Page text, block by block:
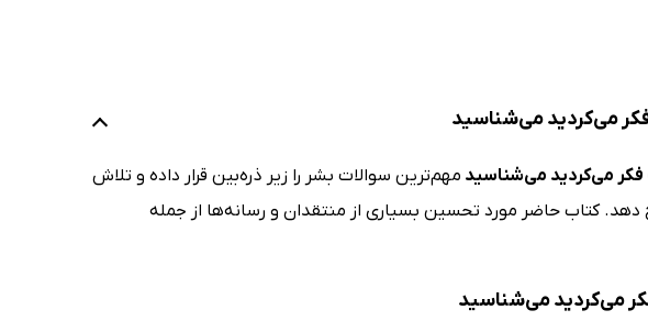
می‌کردید می‌شناسید
فکر می‌کردید می‌شناسید مهم‌ترین سوالات بشر را زیر ذره‌بین قرار داده و تلاش
دهد. کتاب حاضر مورد تحسین بسیاری از منتقدان و رسانه‌ها از جمله
می‌کردید می‌شناسید